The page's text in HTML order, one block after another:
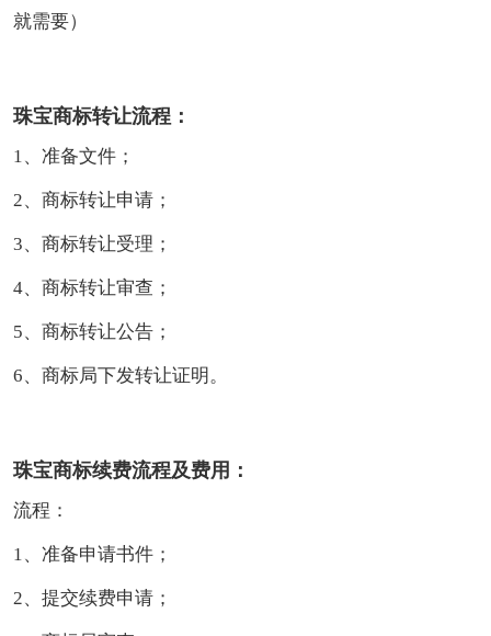
就需要）
珠宝商标转让流程：
1、准备文件；
2、商标转让申请；
3、商标转让受理；
4、商标转让审查；
5、商标转让公告；
6、商标局下发转让证明。
珠宝商标续费流程及费用：
流程：
1、准备申请书件；
2、提交续费申请；